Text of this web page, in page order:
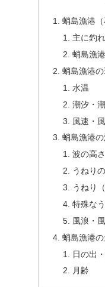
蛸島漁港
主に釣
蛸島漁
蛸島漁港
水温
潮汐・
風速・
蛸島漁港
波の高
うねり
うねり
特殊な
風浪・
蛸島漁港
日の出
月齢